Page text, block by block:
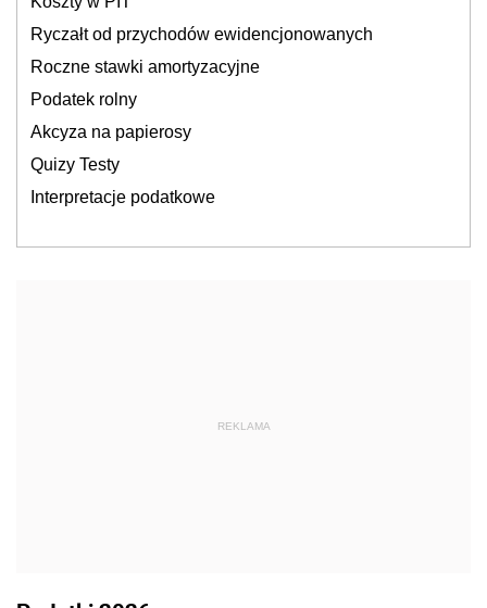
Ryczałt od przychodów ewidencjonowanych
Roczne stawki amortyzacyjne
Podatek rolny
Akcyza na papierosy
Quizy Testy
Interpretacje podatkowe
REKLAMA